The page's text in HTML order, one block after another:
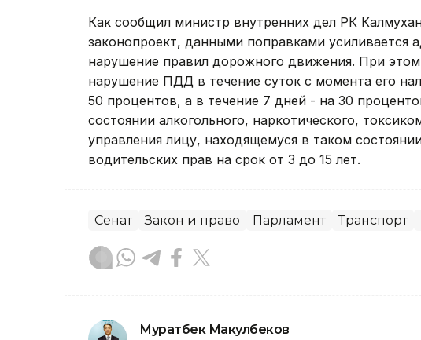
Как сообщил министр внутренних дел РК
законопроект, данными поправками усиливается
нарушение правил дорожного движения. При
нарушение ПДД в течение суток с момента его
50 процентов, а в течение 7 дней - на 30
состоянии алкогольного, наркотического,
управления лицу, находящемуся в таком
водительских прав на срок от 3 до 15 лет.
Сенат Закон и право Парламент Транспорт
Муратбек Макулбеков